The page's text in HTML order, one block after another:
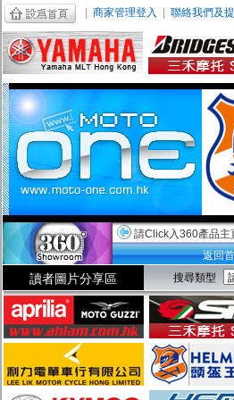
商家管理登入 聯絡我們及
請Click入360產品主
返回
讀者圖片分享區 搜尋類型